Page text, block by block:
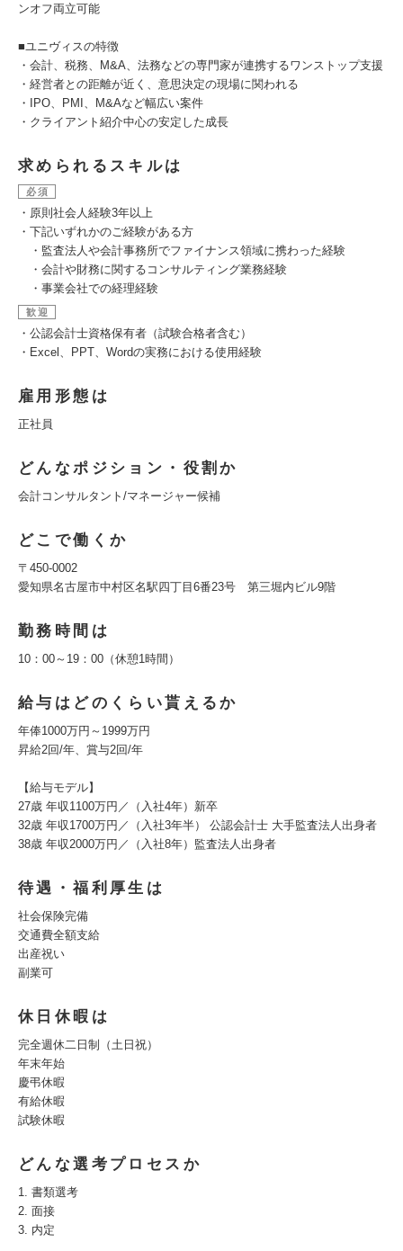
ンオフ両立可能
■ユニヴィスの特徴
・会計、税務、M&A、法務などの専門家が連携するワンストップ支援
・経営者との距離が近く、意思決定の現場に関われる
・IPO、PMI、M&Aなど幅広い案件
・クライアント紹介中心の安定した成長
求められるスキルは
必須
・原則社会人経験3年以上
・下記いずれかのご経験がある方
・監査法人や会計事務所でファイナンス領域に携わった経験
・会計や財務に関するコンサルティング業務経験
・事業会社での経理経験
歓迎
・公認会計士資格保有者（試験合格者含む）
・Excel、PPT、Wordの実務における使用経験
雇用形態は
正社員
どんなポジション・役割か
会計コンサルタント/マネージャー候補
どこで働くか
〒450-0002
愛知県名古屋市中村区名駅四丁目6番23号 第三堀内ビル9階
勤務時間は
10：00～19：00（休憩1時間）
給与はどのくらい貰えるか
年俸1000万円～1999万円
昇給2回/年、賞与2回/年
【給与モデル】
27歳 年収1100万円／（入社4年）新卒
32歳 年収1700万円／（入社3年半） 公認会計士 大手監査法人出身者
38歳 年収2000万円／（入社8年）監査法人出身者
待遇・福利厚生は
社会保険完備
交通費全額支給
出産祝い
副業可
休日休暇は
完全週休二日制（土日祝）
年末年始
慶弔休暇
有給休暇
試験休暇
どんな選考プロセスか
1. 書類選考
2. 面接
3. 内定